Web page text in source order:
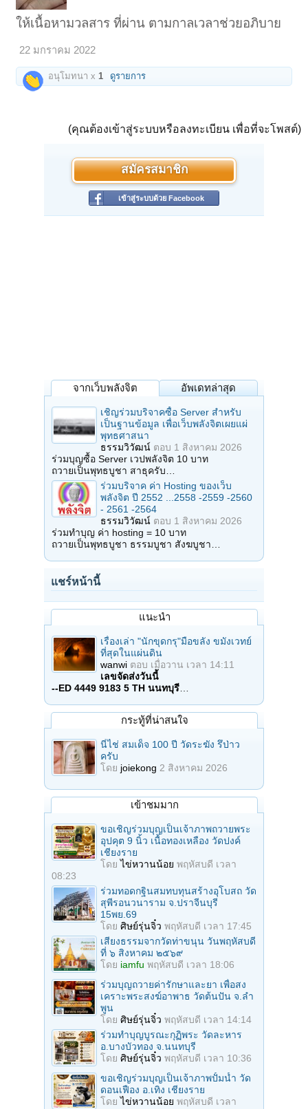
ให้เนื้อหามวลสาร ที่ผ่าน ตามกาลเวลาช่วยอภิบาย
22 มกราคม 2022
อนุโมทนา x 1 ดูรายการ
(คุณต้องเข้าสู่ระบบหรือลงทะเบียน เพื่อที่จะโพสต์)
สมัครสมาชิก
เข้าสู่ระบบด้วย Facebook
จากเว็บพลังจิต อัพเดทล่าสุด
เชิญร่วมบริจาคซื้อ Server สำหรับ
เป็นฐานข้อมูล เพื่อเว็บพลังจิตเผยแผ่
พุทธศาสนา
ธรรมวิวัฒน์ ตอบ 1 สิงหาคม 2026
ร่วมบุญซื้อ Server เวปพลังจิต 10 บาท
ถวายเป็นพุทธบูชา สาธุครับ…
ร่วมบริจาค ค่า Hosting ของเว็บ
พลังจิต ปี 2552 ...2558 -2559 -2560
- 2561 -2564
ธรรมวิวัฒน์ ตอบ 1 สิงหาคม 2026
ร่วมทำบุญ ค่า hosting = 10 บาท
ถวายเป็นพุทธบูชา ธรรมบูชา สังฆบูชา…
แชร์หน้านี้
แนะนำ
เรื่องเล่า "นักขุดกรุ"มือขลัง ขมังเวทย์
ที่สุดในแผ่นดิน
wanwi ตอบ เมื่อวาน เวลา 14:11
เลขจัดส่งวันนี้
--ED 4449 9183 5 TH นนทบุรี
กระทู้ที่น่าสนใจ
นี่ไช่ สมเด็จ 100 ปี วัดระฆัง รึป่าว
ครับ
โดย joiekong 2 สิงหาคม 2026
เข้าชมมาก
ขอเชิญร่วมบุญเป็นเจ้าภาพถวายพระ
อุปคุต 9 นิ้ว เนื้อทองเหลือง วัดปงค์
เชียงราย
โดยไข่หวานน้อย พฤหัสบดี เวลา
08:23
ร่วมทอดกฐินสมทบทุนสร้างอุโบสถ วัด
สุพีรอนวนาราม จ.ปราจีนบุรี
15พย.69
โดย ศิษย์รุ่นจิ๋ว พฤหัสบดี เวลา 17:45
เสียงธรรมจากวัดท่าขนุน วันพฤหัสบดี
ที่ ๖ สิงหาคม ๒๕๖๙
โดย iamfu พฤหัสบดี เวลา 18:06
ร่วมบุญถวายค่ารักษาและยา เพื่อสง
เคราะพระสงฆ์อาพาธ วัดต้นปัน จ.ลํา
พูน
โดย ศิษย์รุ่นจิ๋ว พฤหัสบดี เวลา 14:14
ร่วมทําบุญบูรณะกุฏิพระ วัดละหาร
อ.บางบัวทอง จ.นนทบุรี
โดย ศิษย์รุ่นจิ๋ว พฤหัสบดี เวลา 10:36
ขอเชิญร่วมบุญเป็นเจ้าภาพปั้มน้ำ วัด
ดอนเฟือง อ.เทิง เชียงราย
โดยไข่หวานน้อย พฤหัสบดี เวลา